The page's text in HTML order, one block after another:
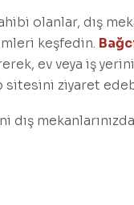
olanlar, dış
keşfedin.
ev veya iş
sitesini ziyaret
dış